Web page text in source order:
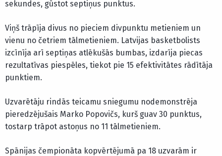
sekundes, gūstot septiņus punktus.
Viņš trāpīja divus no pieciem divpunktu metieniem un
vienu no četriem tālmetieniem. Latvijas basketbolists
izcīnīja arī septiņas atlēkušās bumbas, izdarīja piecas
rezultatīvas piespēles, tiekot pie 15 efektivitātes rādītāja
punktiem.
Uzvarētāju rindās teicamu sniegumu nodemonstrēja
pieredzējušais Marko Popovičs, kurš guav 30 punktus,
tostarp trāpot astoņus no 11 tālmetieniem.
Spānijas čempionāta kopvērtējumā pa 18 uzvarām ir